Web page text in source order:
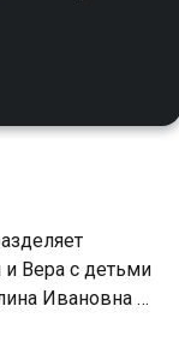
Вера с детьми
Ивановна -
приводит в